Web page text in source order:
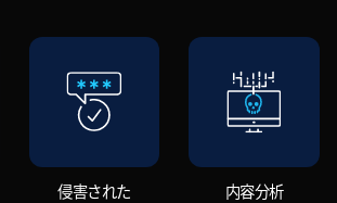
侵害された
内容分析